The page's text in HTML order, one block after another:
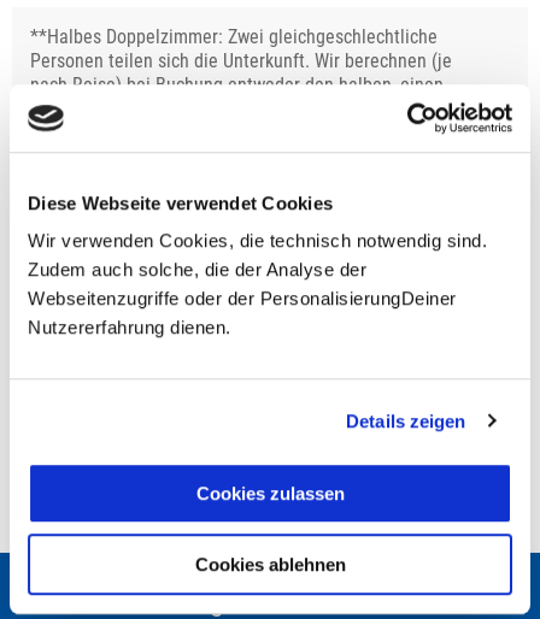
Diese Webseite verwendet Cookies
Wir verwenden Cookies, die technisch notwendig sind.
Zudem auch solche, die der Analyse der
Webseitenzugriffe oder der PersonalisierungDeiner
Nutzererfahrung dienen.
Details zeigen
Cookies zulassen
Cookies ablehnen
**Halbes Doppelzimmer: Zwei gleichgeschlechtliche
Personen teilen sich die Unterkunft. Wir berechnen (je
nach Reise) bei Buchung entweder den halben, einen
reduzierten oder den gesamten Einzelzimmerzuschlag.
Finden wir eine/n Partner/in, dann erhältst Du den
Zuschlag zurück.
Unsere Reisen und Seminare sind nicht barrierefrei.
Fragen zur Buchung?
+49 (0)711 - 6583 80 80
Wir beraten Dich gerne!